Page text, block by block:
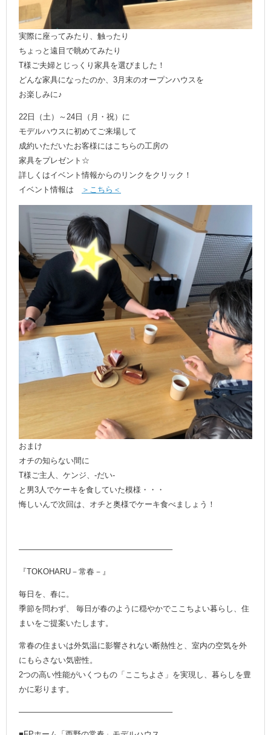
実際に座ってみたり、触ったり
ちょっと遠目で眺めてみたり
T様ご夫婦とじっくり家具を選びました！
どんな家具になったのか、3月末のオープンハウスを
お楽しみに♪
22日（土）～24日（月・祝）に
モデルハウスに初めてご来場して
成約いただいたお客様にはこちらの工房の
家具をプレゼント☆
詳しくはイベント情報からのリンクをクリック！
イベント情報は
＞こちら＜
おまけ
オチの知らない間に
T様ご主人、ケンジ、-だい-
と男3人でケーキを食していた模様・・・
悔しいんで次回は、オチと奥様でケーキ食べましょう！
———————————————————–
『TOKOHARU－常春－』
毎日を、春に。
季節を問わず、 毎日が春のように穏やかでここちよい暮らし、住
まいをご提案いたします。
常春の住まいは外気温に影響されない断熱性と、室内の空気を外
にもらさない気密性。
2つの高い性能がいくつもの「ここちよさ」を実現し、暮らしを豊
かに彩ります。
———————————————————–